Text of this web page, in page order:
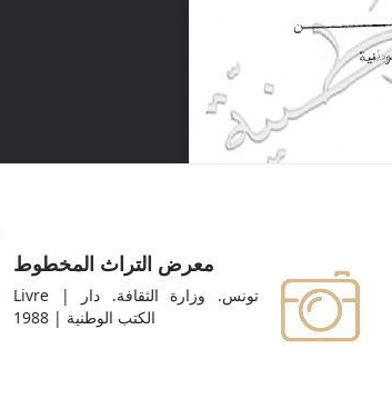
معرض التراث المخطوط
Livre | تونس. وزارة الثقافة. دار
الكتب الوطنية | 1988